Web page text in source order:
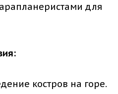
для
костров на горе.